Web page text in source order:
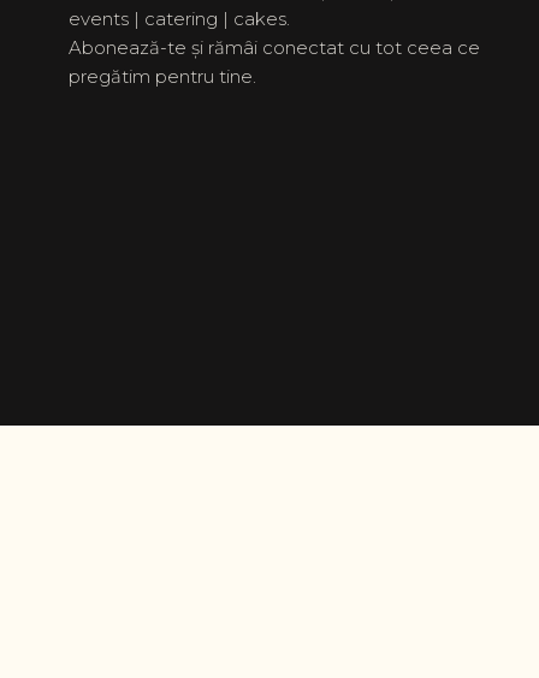
events | catering | cakes.
Abonează-te și rămâi conectat cu tot ceea ce
pregătim pentru tine.